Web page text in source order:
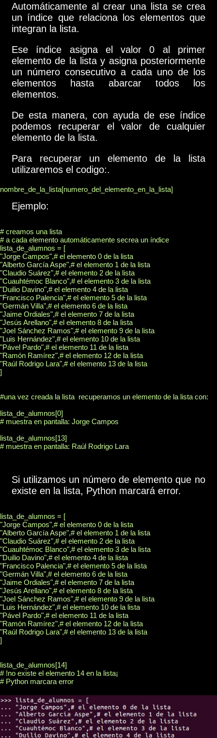
Automáticamente al crear una lista se crea
un índice que relaciona los elementos que
integran la lista.
Ese índice asigna el valor 0 al primer
elemento de la lista y asigna posteriormente
un número consecutivo a cada uno de los
elementos hasta abarcar todos los
elementos.
De esta manera, con ayuda de ese índice
podemos recuperar el valor de cualquier
elemento de la lista.
Para recuperar un elemento de la lista
utilizaremos el codigo:.
Ejemplo:
# creamos una lista
# a cada elemento automáticamente secrea un índice
lista_de_alumnos = [
"Jorge Campos",# el elemento 0 de la lista
"Alberto García Aspe",# el elemento 1 de la lista
"Claudio Suárez",# el elemento 2 de la lista
"Cuauhtémoc Blanco",# el elemento 3 de la lista
"Duilio Davino",# el elemento 4 de la lista
"Francisco Palencia",# el elemento 5 de la lista
"Germán Villa",# el elemento 6 de la lista
"Jaime Ordiales",# el elemento 7 de la lista
"Jesús Arellano",# el elemento 8 de la lista
"Joel Sánchez Ramos",# el elemento 9 de la lista
"Luis Hernández",# el elemento 10 de la lista
"Pável Pardo",# el elemento 11 de la lista
"Ramón Ramírez",# el elemento 12 de la lista
"Raúl Rodrigo Lara",# el elemento 13 de la lista
]
#una vez creada la lista  recuperamos un elemento de la lista con:
lista_de_alumnos[0]
# muestra en pantalla: Jorge Campos
lista_de_alumnos[13]
# muestra en pantalla: Raúl Rodrigo Lara
Si utilizamos un número de elemento que no
existe en la lista, Python marcará error.
lista_de_alumnos = [
"Jorge Campos",# el elemento 0 de la lista
"Alberto García Aspe",# el elemento 1 de la lista
"Claudio Suárez",# el elemento 2 de la lista
"Cuauhtémoc Blanco",# el elemento 3 de la lista
"Duilio Davino",# el elemento 4 de la lista
"Francisco Palencia",# el elemento 5 de la lista
"Germán Villa",# el elemento 6 de la lista
"Jaime Ordiales",# el elemento 7 de la lista
"Jesús Arellano",# el elemento 8 de la lista
"Joel Sánchez Ramos",# el elemento 9 de la lista
"Luis Hernández",# el elemento 10 de la lista
"Pável Pardo",# el elemento 11 de la lista
"Ramón Ramírez",# el elemento 12 de la lista
"Raúl Rodrigo Lara",# el elemento 13 de la lista
]
lista_de_alumnos[14]
# !no existe el elemento 14 en la lista¡